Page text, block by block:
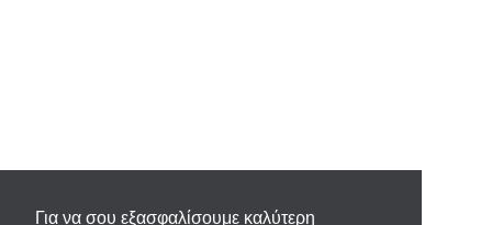
Για να σου εξασφαλίσουμε καλύτερη